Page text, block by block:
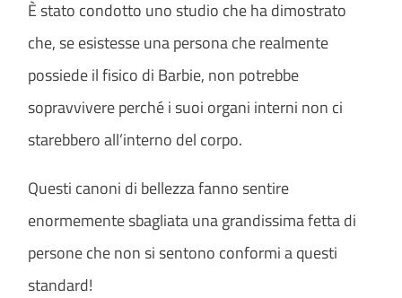
È stato condotto uno studio che ha dimostrato
che, se esistesse una persona che realmente
possiede il fisico di Barbie, non potrebbe
sopravvivere perché i suoi organi interni non ci
starebbero all’interno del corpo.
Questi canoni di bellezza fanno sentire
enormemente sbagliata una grandissima fetta di
persone che non si sentono conformi a questi
standard!